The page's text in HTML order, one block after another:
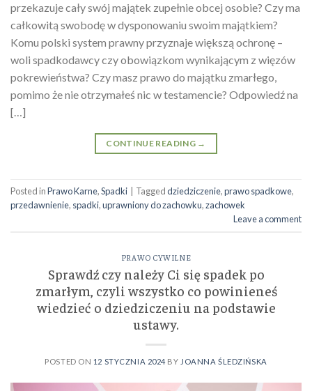
przekazuje cały swój majątek zupełnie obcej osobie? Czy ma
całkowitą swobodę w dysponowaniu swoim majątkiem?
Komu polski system prawny przyznaje większą ochronę –
woli spadkodawcy czy obowiązkom wynikającym z więzów
pokrewieństwa? Czy masz prawo do majątku zmarłego,
pomimo że nie otrzymałeś nic w testamencie? Odpowiedź na
[…]
CONTINUE READING →
Posted inPrawo Karne,Spadki Taggeddziedziczenie,prawo spadkowe,
przedawnienie, spadki,uprawniony do zachowku,zachowek
Leave a comment
PRAWO CYWILNE
Sprawdź czy należy Ci się spadek po
zmarłym, czyli wszystko co powinieneś
wiedzieć o dziedziczeniu na podstawie
ustawy.
POSTED ON 12 STYCZNIA 2024 BY JOANNA ŚLEDZIŃSKA